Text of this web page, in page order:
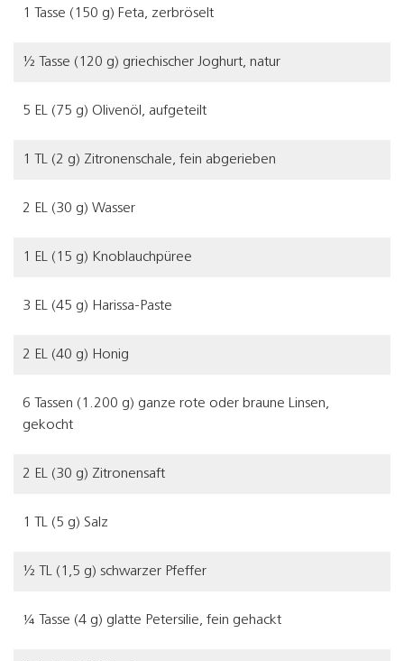
1 Tasse (150 g) Feta, zerbröselt
½ Tasse (120 g) griechischer Joghurt, natur
5 EL (75 g) Olivenöl, aufgeteilt
1 TL (2 g) Zitronenschale, fein abgerieben
2 EL (30 g) Wasser
1 EL (15 g) Knoblauchpüree
3 EL (45 g) Harissa-Paste
2 EL (40 g) Honig
6 Tassen (1.200 g) ganze rote oder braune Linsen,
gekocht
2 EL (30 g) Zitronensaft
1 TL (5 g) Salz
½ TL (1,5 g) schwarzer Pfeffer
¼ Tasse (4 g) glatte Petersilie, fein gehackt